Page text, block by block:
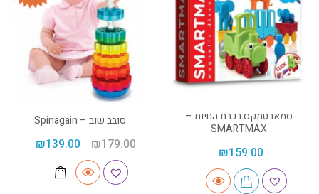
סמארטמקס רכבת החיות –
SMARTMAX
₪159.00
סובב שוב – Spinagain
₪179.00
₪139.00